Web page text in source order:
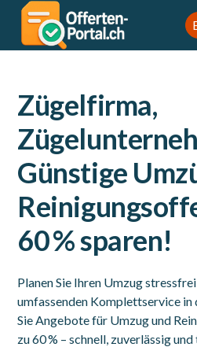
Zügelfirma,
Günstige
60 % sparen!
Planen Sie Ihren Umzug
umfassenden Komplettservice in
Sie Angebote für Umzug und
zu 60 % – schnell, zuverlässig